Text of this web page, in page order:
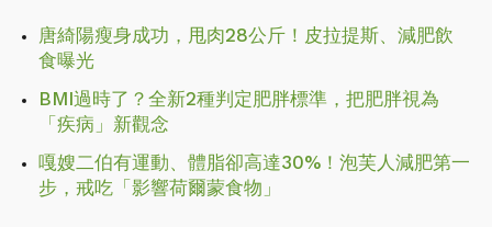
唐綺陽瘦身成功，甩肉28公斤！皮拉提斯、減肥飲
食曝光
BMI過時了？全新2種判定肥胖標準，把肥胖視為
「疾病」新觀念
嘎嫂二伯有運動、體脂卻高達30%！泡芙人減肥第一
步，戒吃「影響荷爾蒙食物」